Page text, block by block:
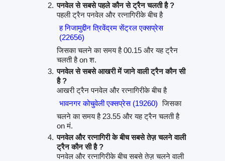
पनवेल से सबसे पहले कौन से ट्रैन चलती है ?
पहली ट्रैन पनवेल और रत्नागिरीके बीच है
ह निजामुद्दीन त्रिवेंद्रम सेंट्रल एक्सप्रेस
(22656)
जिसका चलने का समय है 00.15 और यह ट्रैन
चलती है on श.
पनवेल से सबसे आखरी में जाने वाली ट्रैन कौन सी
है ?
आखरी ट्रैन पनवेल और रत्नागिरीके बीच है
भावनगर कोचुवेली एक्सप्रेस (19260) जिसका
चलने का समय है 23.55 और यह ट्रैन चलती है
on मं.
पनवेल और रत्नागिरी के बीच सबसे तेज़ चलने वाली
ट्रैन कौन सी है ?
पनवेल और रत्नागिरीके बीच सबसे तेज़ चलने वाली